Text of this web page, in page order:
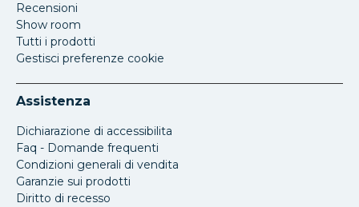
Recensioni
Show room
Tutti i prodotti
Gestisci preferenze cookie
Assistenza
Dichiarazione di accessibilita
Faq - Domande frequenti
Condizioni generali di vendita
Garanzie sui prodotti
Diritto di recesso